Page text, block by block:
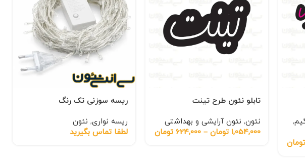
,
تومان
تابلو نئون طرح تینت
نئون, نئون آرایشی و بهداشتی
1,054,000 تومان –
624,000 تومان
ریسه سوزنی تک رنگ
ریسه نواری, نئون
لطفا تماس بگیرید